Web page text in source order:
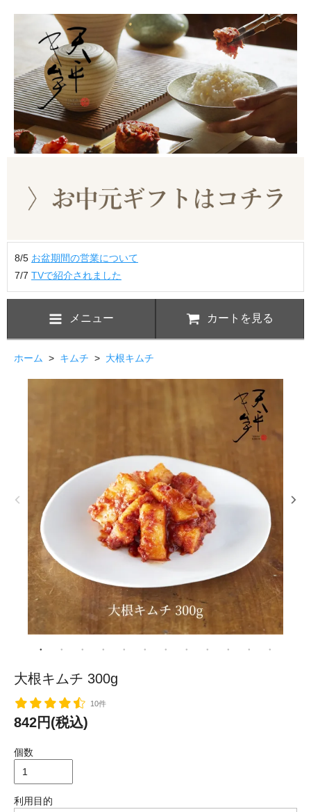
8/5 お盆期間の営業について
7/7 TVで紹介されました
メニュー カートを見る
ホーム > キムチ > 大根キムチ
大根キムチ 300g
10件
842円(税込)
個数
利用目的